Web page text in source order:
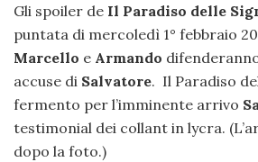
Gli spoiler de Il Paradiso delle
puntata di mercoledì 1° febbraio
Marcello e Armando
accuse di Salvatore. Il Paradiso
fermento per l’imminente arrivo
testimonial dei collant in lycra.
dopo la foto.)